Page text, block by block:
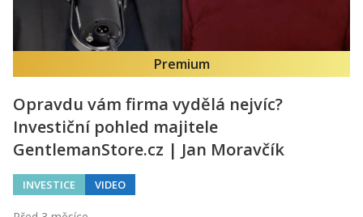
Premium
Opravdu vám firma vydělá nejvíc?
Investiční pohled majitele
GentlemanStore.cz | Jan Moravčík
INVESTICE VIDEO